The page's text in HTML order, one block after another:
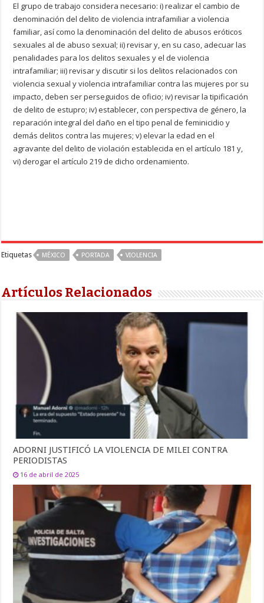
El grupo de trabajo considera necesario: i) realizar el cambio de
denominación del delito de violencia intrafamiliar a violencia
familiar, así como la denominación del delito de abusos eróticos
sexuales al de abuso sexual; ii) revisar y, en su caso, adecuar las
penalidades para los delitos sexuales y el de violencia
intrafamiliar; iii) revisar y discutir si los delitos relacionados con
violencia sexual y violencia intrafamiliar contra las mujeres por su
impacto, deben ser perseguidos de oficio; iv) revisar la tipificación
de delito de estupro; iv) establecer, con perspectiva de género, la
reparación integral del daño en el tipo penal de feminicidio y
demás delitos contra las mujeres; v) elevar la edad en el
agravante del delito de violación establecida en el artículo 181 y,
vi) derogar el artículo 219 de dicho ordenamiento.
Etiquetas MÉXICO PORTADA VIOLENCIA
Artículos Relacionados
ADORNI JUSTIFICÓ LA VIOLENCIA DE MILEI CONTRA
PERIODISTAS
16 de abril de 2025